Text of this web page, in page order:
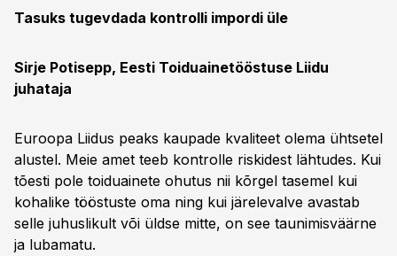
Tasuks tugevdada kontrolli impordi üle
Sirje Potisepp, Eesti Toiduainetööstuse Liidu
juhataja
Euroopa Liidus peaks kaupade kvaliteet olema ühtsetel
alustel. Meie amet teeb kontrolle riskidest lähtudes. Kui
tõesti pole toiduainete ohutus nii kõrgel tasemel kui
kohalike tööstuste oma ning kui järelevalve avastab
selle juhuslikult või üldse mitte, on see taunimisväärne
ja lubamatu.